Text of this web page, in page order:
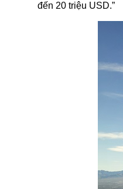
đến 20 triệu USD.”